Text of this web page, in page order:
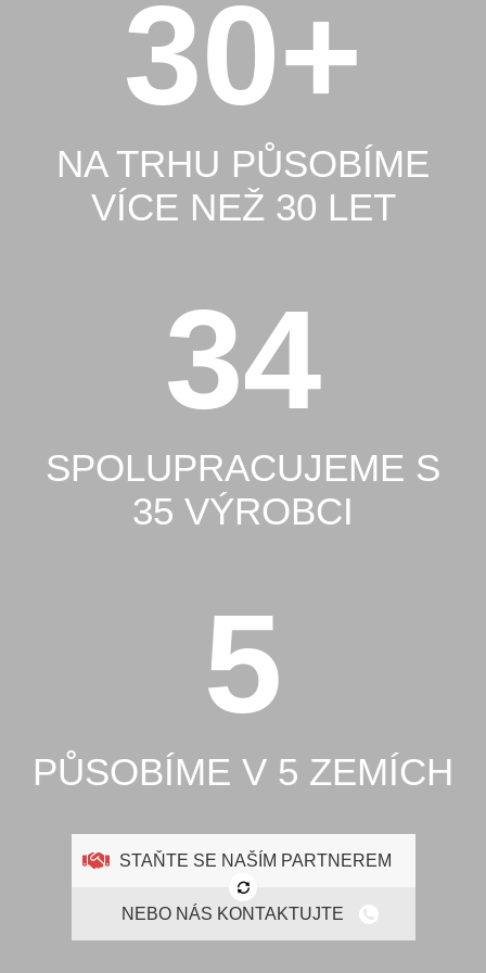
30+
NA TRHU PŮSOBÍME
VÍCE NEŽ 30 LET
35
SPOLUPRACUJEME S
35 VÝROBCI
5
PŮSOBÍME V 5 ZEMÍCH
STAŇTE SE NAŠÍM PARTNEREM
NEBO NÁS KONTAKTUJTE